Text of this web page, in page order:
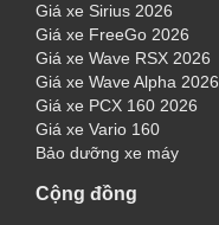
Giá xe Sirius 2026
Giá xe FreeGo 2026
Giá xe Wave RSX 2026
Giá xe Wave Alpha 2026
Giá xe PCX 160 2026
Giá xe Vario 160
Bảo dưỡng xe máy
Cộng đồng